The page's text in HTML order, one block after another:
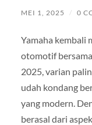
MEI 1, 2025 / 0
Yamaha kembali
otomotif
2025, varian
udah kondang
yang modern.
berasal dari